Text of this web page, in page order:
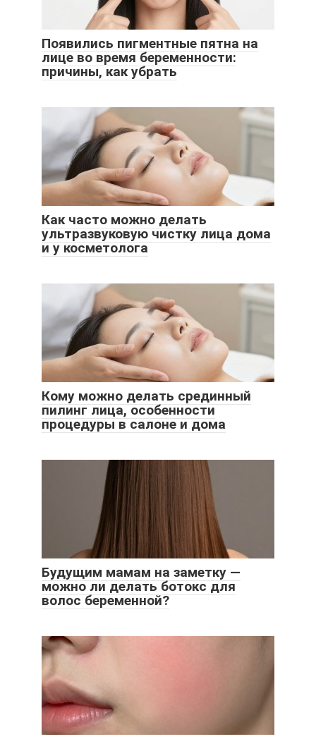
Появились пигментные пятна на
лице во время беременности:
причины, как убрать
Как часто можно делать
ультразвуковую чистку лица дома
и у косметолога
Кому можно делать срединный
пилинг лица, особенности
процедуры в салоне и дома
Будущим мамам на заметку —
можно ли делать ботокс для
волос беременной?